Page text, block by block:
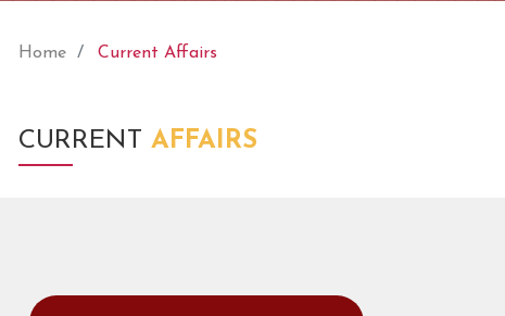
Home Current Affairs
CURRENT AFFAIRS